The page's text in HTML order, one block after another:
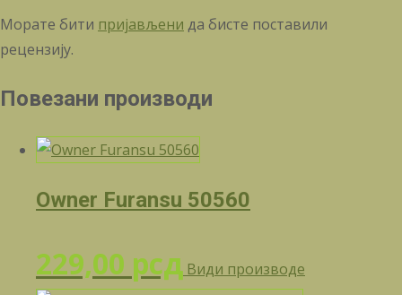
Морате бити пријављени да бисте поставили
рецензију.
Повезани производи
Owner Furansu 50560
229,00 рсд Види производе